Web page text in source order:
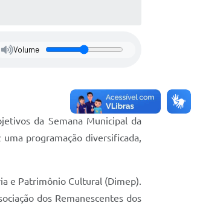
Volume
da Semana Municipal da
programação diversificada,
e Patrimônio Cultural (Dimep).
dos Remanescentes dos